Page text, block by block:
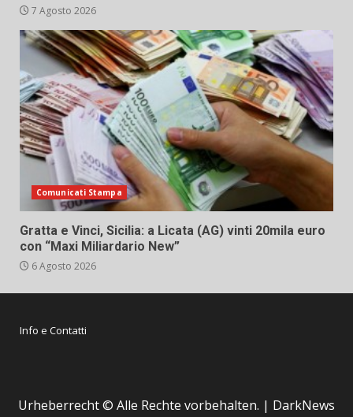
7 Agosto 2026
Comunicati Stampa
Gratta e Vinci, Sicilia: a Licata (AG) vinti 20mila euro
con “Maxi Miliardario New”
6 Agosto 2026
Info e Contatti
Urheberrecht © Alle Rechte vorbehalten. | DarkNews